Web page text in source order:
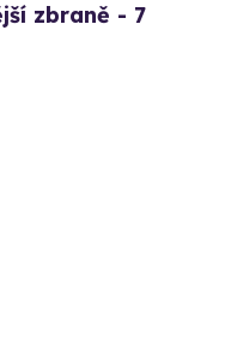
zbraně - 7